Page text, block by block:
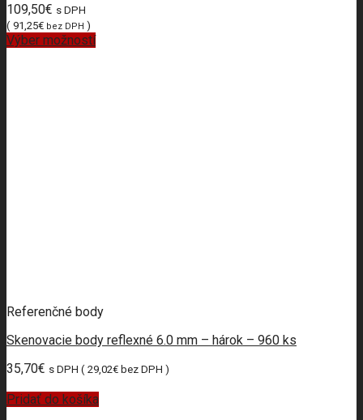
109,50€ s DPH
( 91,25€ bez DPH )
Výber možností
Referenčné body
Skenovacie body reflexné 6.0 mm – hárok – 960 ks
35,70€ s DPH ( 29,02€ bez DPH )
Pridať do košíka